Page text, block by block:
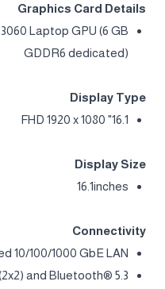
Graphics Card Details
Laptop GPU (6 GB
GDDR6 dedicated)
Display Type
16.1" FHD 1920 x 1080
Display Size
16.1inches
Connectivity
10/100/1000 GbE LAN
and Bluetooth® 5.3